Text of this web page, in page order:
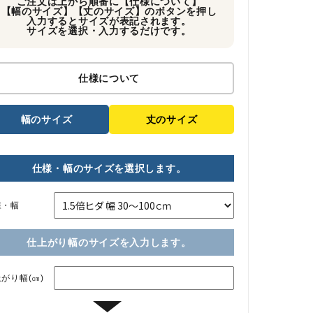
【幅のサイズ】【丈のサイズ】のボタンを押し
入力するとサイズが表記されます。
サイズを選択・入力するだけです。
仕様について
幅のサイズ 丈のサイズ
仕様・幅のサイズを選択します。
幅
仕上がり幅のサイズを入力します。
がり幅(㎝)
▼